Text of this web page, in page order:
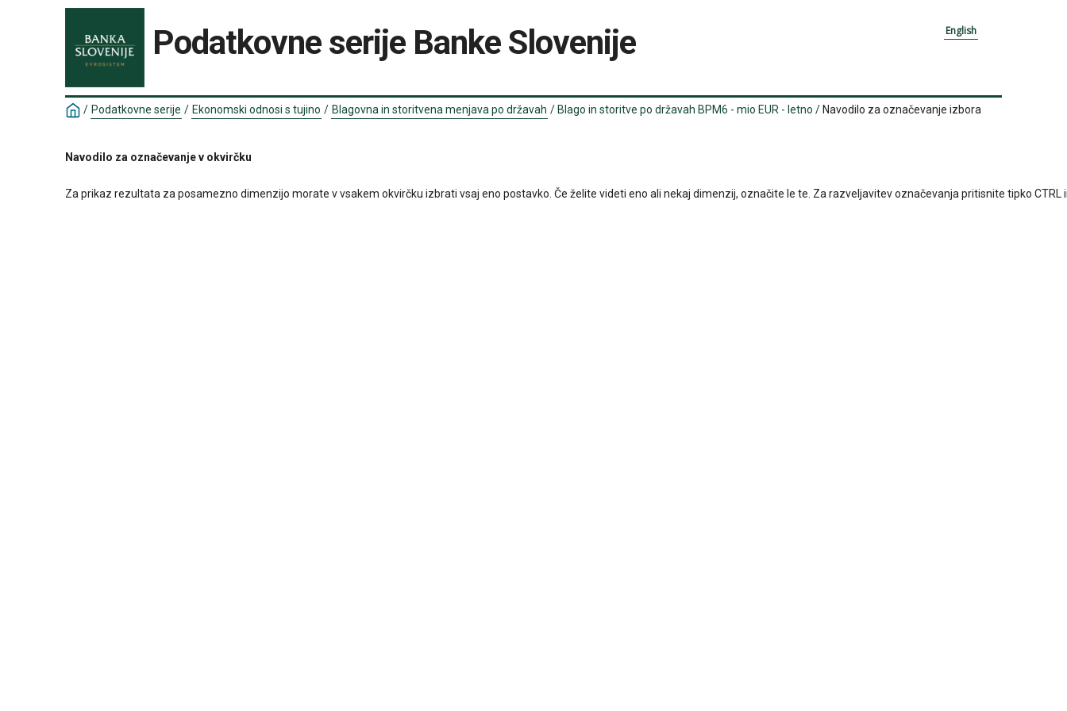
Podatkovne serije Banke Slovenije English
/ Podatkovne serije / Ekonomski odnosi s tujino / Blagovna in storitvena menjava po državah / Blago in storitve po državah BPM6 - mio EUR - letno / Navodilo za označevanje izbora
Navodilo za označevanje v okvirčku
Za prikaz rezultata za posamezno dimenzijo morate v vsakem okvirčku izbrati vsaj eno postavko. Če želite videti eno ali nekaj dimenzij, označite le te. Za razveljavitev označevanja pritisnite tipko